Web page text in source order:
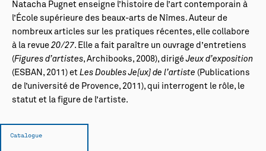
Actualités
Rencontres
Natacha Pugnet enseigne l’histoire de l’art contemporain à
l’École supérieure des beaux-arts de Nîmes. Auteur de
nombreux articles sur les pratiques récentes, elle collabore
à la revue 20/27. Elle a fait paraître un ouvrage d’entretiens
(Figures d’artistes, Archibooks, 2008), dirigéJeux d’exposition
(ESBAN, 2011) et Les Doubles Je[ux] de l’artiste (Publications
de l’université de Provence, 2011), qui interrogent le rôle, le
statut et la figure de l’artiste.
Catalogue